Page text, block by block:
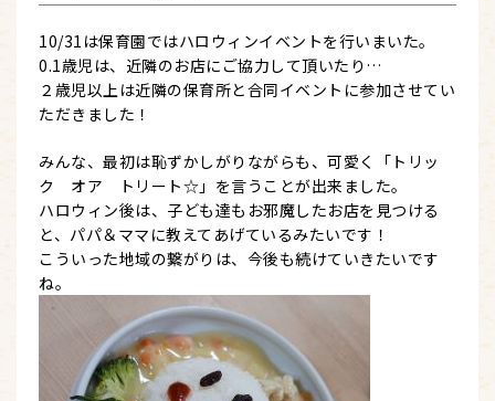
10/31は保育園ではハロウィンイベントを行いまいた。
0.1歳児は、近隣のお店にご協力して頂いたり…
２歳児以上は近隣の保育所と合同イベントに参加させてい
ただきました！
みんな、最初は恥ずかしがりながらも、可愛く「トリッ
ク オア トリート☆」を言うことが出来ました。
ハロウィン後は、子ども達もお邪魔したお店を見つける
と、パパ＆ママに教えてあげているみたいです！
こういった地域の繋がりは、今後も続けていきたいです
ね。